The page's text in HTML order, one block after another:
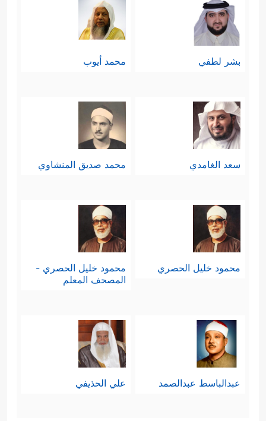
بشر لطفي محمد أيوب
سعد الغامدي محمد صديق المنشاوي
محمود خليل الحصري
محمود خليل الحصري -
المصحف المعلم
عبدالباسط عبدالصمد علي الحذيفي